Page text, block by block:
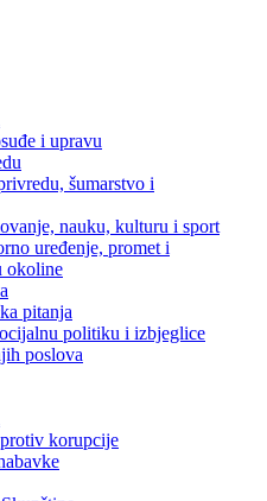
i upravu
šumarstvo i
nauku, kulturu i sport
uređenje, promet i
okoline
pitanja
politiku i izbjeglice
poslova
korupcije